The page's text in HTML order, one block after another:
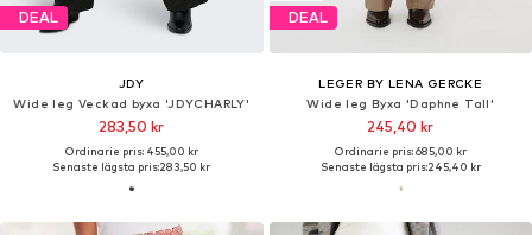
DEAL
JDY
Wide leg Veckad byxa 'JDYCHARLY'
283,50 kr
Ordinarie pris: 455,00 kr
Senaste lägsta pris:283,50 kr
DEAL
LEGER BY LENA GERCKE
Wide leg Byxa 'Daphne Tall'
245,40 kr
Ordinarie pris: 685,00 kr
Senaste lägsta pris:245,40 kr